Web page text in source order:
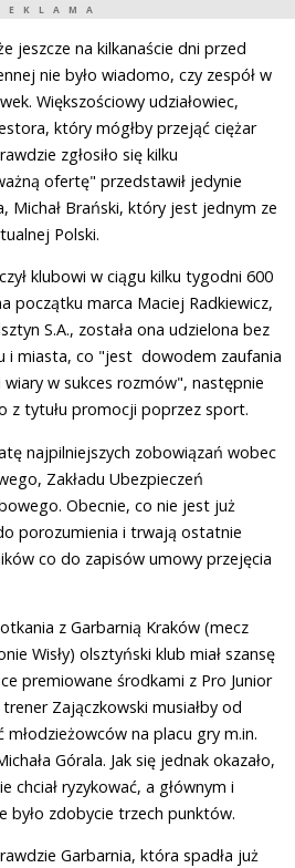
jeszcze na kilkanaście dni przed
nie było wiadomo, czy zespół w
Większościowy udziałowiec,
który mógłby przejąć ciężar
zgłosiło się kilku
ofertę" przedstawił jedynie
Michał Brański, który jest jednym ze
Polski.
klubowi w ciągu kilku tygodni 600
początku marca Maciej Radkiewicz,
S.A., została ona udzielona bez
i miasta, co "jest dowodem zaufania
w sukces rozmów", następnie
z tytułu promocji poprzez sport.
najpilniejszych zobowiązań wobec
Zakładu Ubezpieczeń
Obecnie, co nie jest już
porozumienia i trwają ostatnie
co do zapisów umowy przejęcia
z Garbarnią Kraków (mecz
Wisły) olsztyński klub miał szansę
premiowane środkami z Pro Junior
Zajączkowski musiałby od
na placu gry m.in.
Górala. Jak się jednak okazało,
chciał ryzykować, a głównym i
było zdobycie trzech punktów.
Garbarnia, która spadła już